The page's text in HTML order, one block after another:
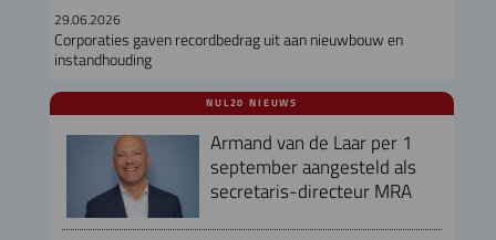
29.06.2026
Corporaties gaven recordbedrag uit aan nieuwbouw en
instandhouding
NUL20 NIEUWS
Armand van de Laar per 1
september aangesteld als
secretaris-directeur MRA